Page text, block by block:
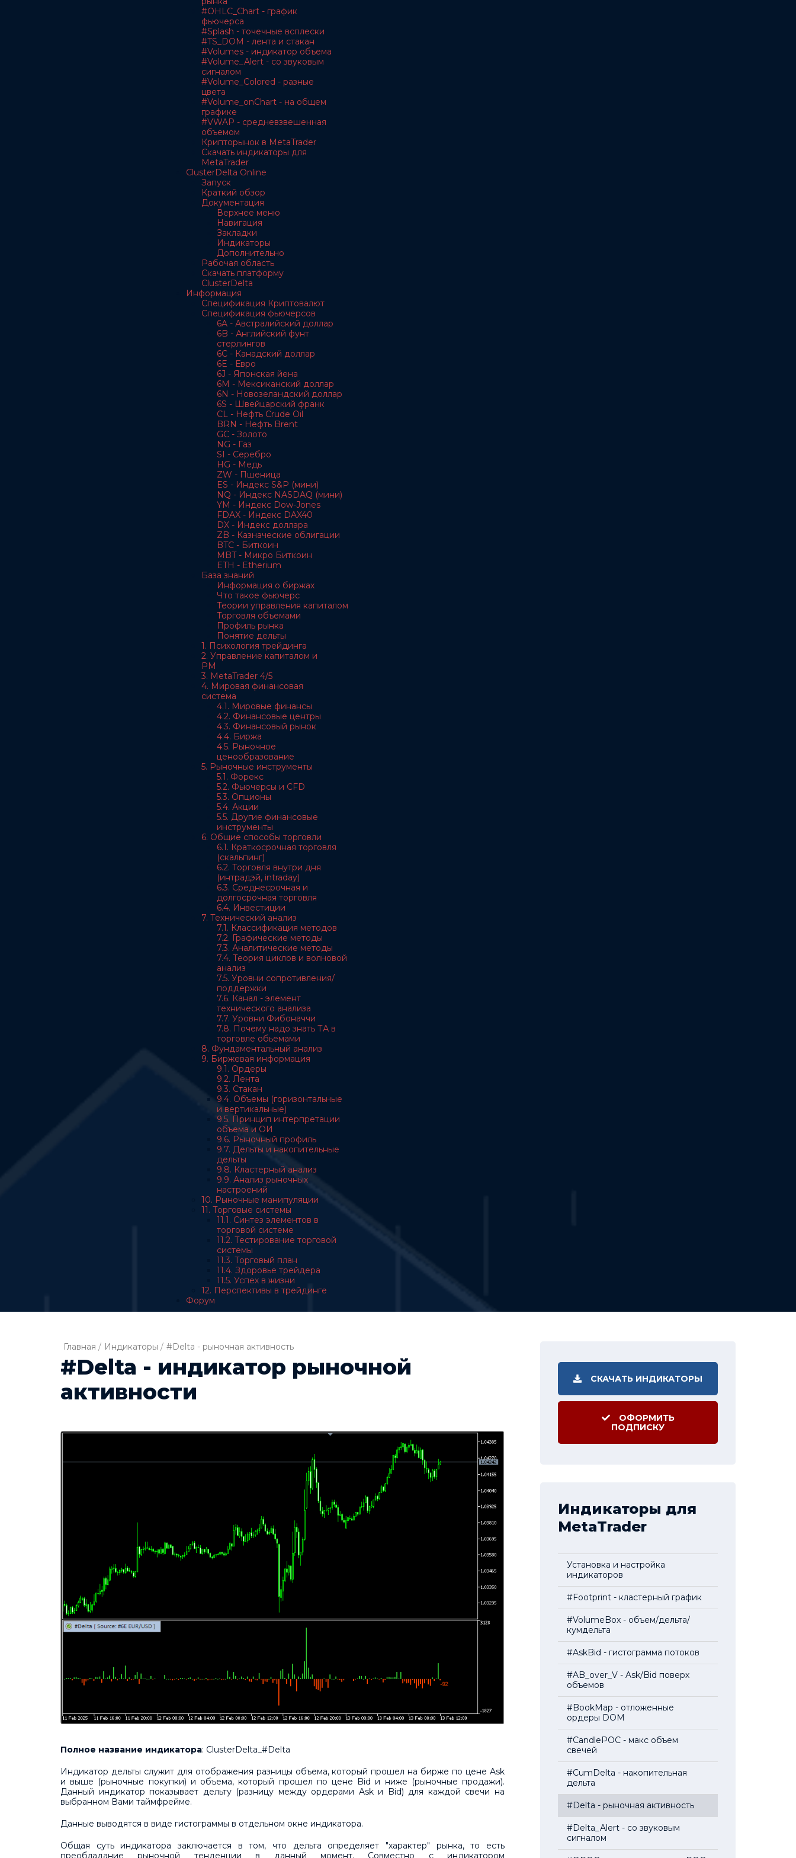
#OHLC_Chart - график
фьючерса
#Splash - точечные всплески
#TS_DOM - лента и стакан
#Volumes - индикатор объема
#Volume_Alert - со звуковым
сигналом
#Volume_Colored - разные
цвета
#Volume_onChart - на общем
графике
#VWAP - средневзвешенная
объемом
Крипторынок в MetaTrader
Скачать индикаторы для
MetaTrader
ClusterDelta Online
Запуск
Краткий обзор
Документация
Верхнее меню
Навигация
Закладки
Индикаторы
Дополнительно
Рабочая область
Скачать платформу
ClusterDelta
Информация
Спецификация Криптовалют
Спецификация фьючерсов
6A - Австралийский доллар
6B - Английский фунт
стерлингов
6C - Канадский доллар
6E - Евро
6J - Японская йена
6M - Мексиканский доллар
6N - Новозеландский доллар
6S - Швейцарский франк
CL - Нефть Crude Oil
BRN - Нефть Brent
GC - Золото
NG - Газ
SI - Серебро
HG - Медь
ZW - Пшеница
ES - Индекс S&P (мини)
NQ - Индекс NASDAQ (мини)
YM - Индекс Dow-Jones
FDAX - Индекс DAX40
DX - Индекс доллара
ZB - Казначеские облигации
BTC - Биткоин
MBT - Микро Биткоин
ETH - Etherium
База знаний
Информация о биржах
Что такое фьючерс
Теории управления капиталом
Торговля объемами
Профиль рынка
Понятие дельты
1. Психология трейдинга
2. Управление капиталом и
РМ
3. MetaTrader 4/5
4. Мировая финансовая
система
4.1. Мировые финансы
4.2. Финансовые центры
4.3. Финансовый рынок
4.4. Биржа
4.5. Рыночное
ценообразование
5. Рыночные инструменты
5.1. Форекс
5.2. Фьючерсы и CFD
5.3. Опционы
5.4. Акции
5.5. Другие финансовые
инструменты
6. Общие способы торговли
6.1. Краткосрочная торговля
(скальпинг)
6.2. Торговля внутри дня
(интрадэй, intraday)
6.3. Среднесрочная и
долгосрочная торговля
6.4. Инвестиции
7. Технический анализ
7.1. Классификация методов
7.2. Графические методы
7.3. Аналитические методы
7.4. Теория циклов и волновой
анализ
7.5. Уровни сопротивления/
поддержки
7.6. Канал - элемент
технического анализа
7.7. Уровни Фибоначчи
7.8. Почему надо знать ТА в
торговле обьемами
8. Фундаментальный анализ
9. Биржевая информация
9.1. Ордеры
9.2. Лента
9.3. Стакан
9.4. Объемы (горизонтальные
и вертикальные)
9.5. Принцип интерпретации
объема и ОИ
9.6. Рыночный профиль
9.7. Дельты и накопительные
дельты
9.8. Кластерный анализ
9.9. Анализ рыночных
настроений
10. Рыночные манипуляции
11. Торговые системы
11.1. Синтез элементов в
торговой системе
11.2. Тестирование торговой
системы
11.3. Торговый план
11.4. Здоровье трейдера
11.5. Успех в жизни
12. Перспективы в трейдинге
Форум
Главная / Индикаторы / #Delta - рыночная активность
#Delta - индикатор рыночной
активности
Полное название индикатора: ClusterDelta_#Delta
Индикатор дельты служит для отображения разницы объема, который прошел на бирже по цене Ask
и выше (рыночные покупки) и объема, который прошел по цене Bid и ниже (рыночные продажи).
Данный индикатор показывает дельту (разницу между ордерами Ask и Bid) для каждой свечи на
выбранном Вами таймфрейме.
Данные выводятся в виде гистограммы в отдельном окне индикатора.
Общая суть индикатора заключается в том, что дельта определяет "характер" рынка, то есть
преобладание рыночной тенденции в данный момент. Совместно с индикатором
СКАЧАТЬ ИНДИКАТОРЫ
ОФОРМИТЬ
ПОДПИСКУ
Индикаторы для
MetaTrader
Установка и настройка
индикаторов
#Footprint - кластерный график
#VolumeBox - объем/дельта/
кумдельта
#AskBid - гистограмма потоков
#AB_over_V - Ask/Bid поверх
объемов
#BookMap - отложенные
ордеры DOM
#CandlePOC - макс объем
свечей
#CumDelta - накопительная
дельта
#Delta - рыночная активность
#Delta_Alert - со звуковым
сигналом